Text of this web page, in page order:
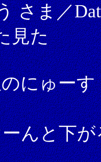
さま／
見た
のにゅー
んと下